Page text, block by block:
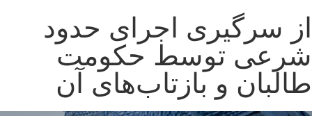
از سرگیری اجرای حدود
شرعی توسط حکومت
طالبان و بازتاب‌های‌ آن